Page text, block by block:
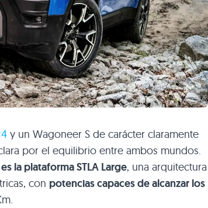
y un Wagoneer S de carácter claramente
por el equilibrio entre ambos mundos.
la plataforma STLA Large, una arquitectura
con potencias capaces de alcanzar los